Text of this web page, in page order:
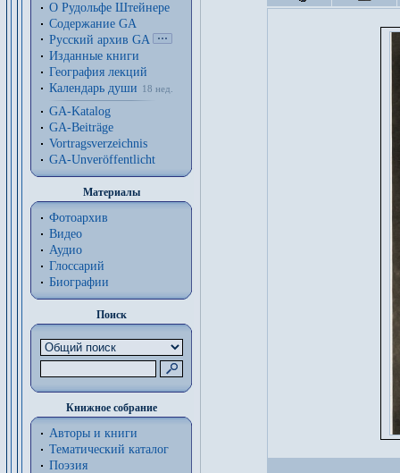
О Рудольфе Штейнере
Содержание GA
Русский архив GA
Изданные книги
География лекций
Календарь души
18 нед.
GA-Katalog
GA-Beiträge
Vortragsverzeichnis
GA-Unveröffentlicht
Материалы
Фотоархив
Видео
Аудио
Глоссарий
Биографии
Поиск
Книжное собрание
Авторы и книги
Тематический каталог
Поэзия